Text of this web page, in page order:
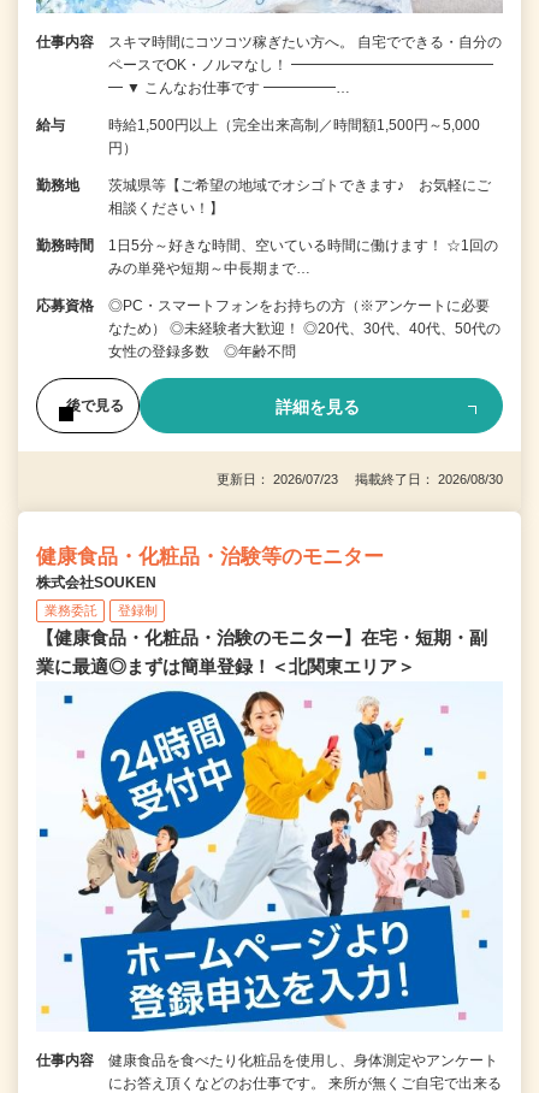
仕事内容
スキマ時間にコツコツ稼ぎたい方へ。 自宅でできる・自分の
ペースでOK・ノルマなし！ ━━━━━━━━━━━━━━
━ ▼ こんなお仕事です ━━━━━…
給与
時給1,500円以上（完全出来高制／時間額1,500円～5,000
円）
勤務地
茨城県等【ご希望の地域でオシゴトできます♪ お気軽にご
相談ください！】
勤務時間
1日5分～好きな時間、空いている時間に働けます！ ☆1回の
みの単発や短期～中長期まで…
応募資格
◎PC・スマートフォンをお持ちの方（※アンケートに必要
なため） ◎未経験者大歓迎！ ◎20代、30代、40代、50代の
女性の登録多数 ◎年齢不問
後で見る 詳細を見る
更新日： 2026/07/23 掲載終了日： 2026/08/30
健康食品・化粧品・治験等のモニター
株式会社SOUKEN
業務委託 登録制
【健康食品・化粧品・治験のモニター】在宅・短期・副
業に最適◎まずは簡単登録！＜北関東エリア＞
仕事内容
健康食品を食べたり化粧品を使用し、身体測定やアンケート
にお答え頂くなどのお仕事です。 来所が無くご自宅で出来る